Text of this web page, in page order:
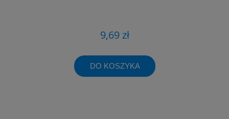
9,69 zł
DO KOSZYKA